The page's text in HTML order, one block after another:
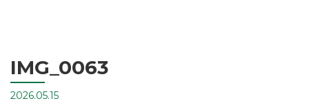
IMG_0063
2026.05.15